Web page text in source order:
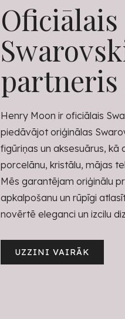
Oficiālais
Henry Moon ir oficiālais
piedāvājot oriģinālas
figūriņas un aksesuārus, kā
porcelānu, kristālu, mājas
Mēs garantējam oriģinālu
apkalpošanu un rūpīgi
novērtē eleganci un izcilu
UZZINI VAIRĀK